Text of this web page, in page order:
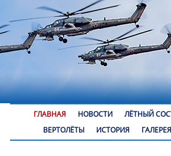
ГЛАВНАЯ НОВОСТИ ЛЁТНЫЙ
ВЕРТОЛЁТЫ
ИСТОРИЯ ГАЛЕРЕЯ